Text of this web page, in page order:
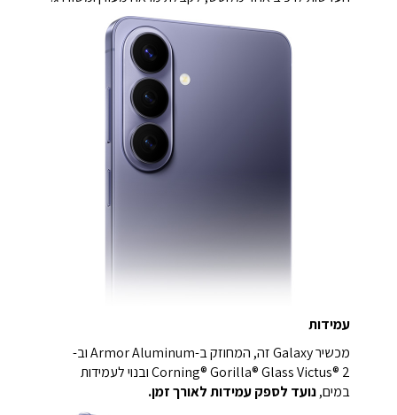
עמידות
מכשיר Galaxy זה, המחוזק ב-Armor Aluminum וב-
Corning® Gorilla® Glass Victus® 2 ובנוי לעמידות
במים,נועד לספק עמידות לאורך זמן.